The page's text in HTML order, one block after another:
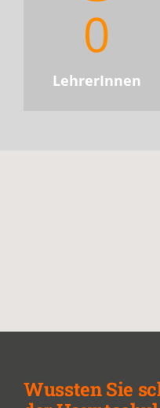
0
LehrerInnen
Wussten Sie